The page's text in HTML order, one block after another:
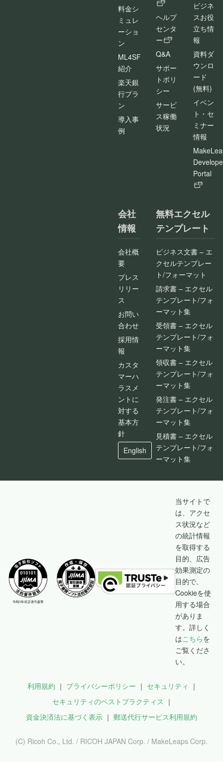
料金シ
ミュレ
ーショ
ン
ML4SF
紹介
楽天銀
行プラ
ン
導入事
例
ヘルプ
センタ
ー
Q&A
サポー
トポリ
シー
サービ
ス稼働
状況
ビジネ
スお役
立ち情
報
資料ダ
ウンロ
ード
(無料)
イベン
ト・セ
ミナー
情報
Portal
会社
情報
会社概
要
プレス
リリー
ス
お問い
合わせ
採用情
報
カスタ
マーハ
ラスメ
ントに
対する
基本方
針
English
無料エクセル
テンプレート
ビジネス文書 – エ
クセルテンプレー
ト/フォーマット
請求書 – エクセル
テンプレート/フォ
ーマット集
受領書 – エクセル
テンプレート/フォ
ーマット集
領収書 – エクセル
テンプレート/フォ
ーマット集
発注書 – エクセル
テンプレート/フォ
ーマット集
見積書 – エクセル
テンプレート/フォ
ーマット集
当サイトで
は、アクセ
ス状況など
の統計情報
を取得する
目的、広告
効果測定の
目的で、
Cookieを使
用する場合
がありま
す。詳しく
はこちらを
ご覧くださ
い。
利用規約 プライバシーポリシー
セキュリティ
セキュリティのベストプラクティス
資金決済法に基づく表示
郵送代行サービス利用規約
(C) Ricoh Co., Ltd. / RICOH JAPAN Corp. / MakeLeaps Corp.